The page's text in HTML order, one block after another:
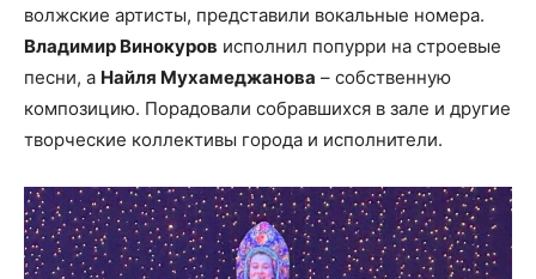
волжские артисты, представили вокальные номера.
Владимир Винокуров исполнил попурри на строевые
песни, а Найля Мухамеджанова – собственную
композицию. Порадовали собравшихся в зале и другие
творческие коллективы города и исполнители.